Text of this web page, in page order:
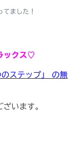
てました！
ックス♡
のステップ」 の無
います。